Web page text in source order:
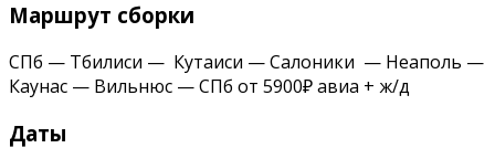
Маршрут сборки
СПб — Тбилиси — Кутаиси — Салоники — Неаполь —
Каунас — Вильнюс — СПб от 5900₽ авиа + ж/д
Даты